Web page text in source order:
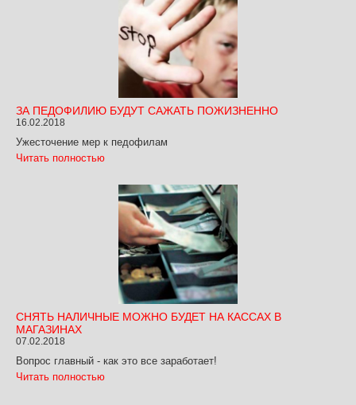
ЗА ПЕДОФИЛИЮ БУДУТ САЖАТЬ ПОЖИЗНЕННО
16.02.2018
Ужесточение мер к педофилам
Читать полностью
СНЯТЬ НАЛИЧНЫЕ МОЖНО БУДЕТ НА КАССАХ В
МАГАЗИНАХ
07.02.2018
Вопрос главный - как это все заработает!
Читать полностью